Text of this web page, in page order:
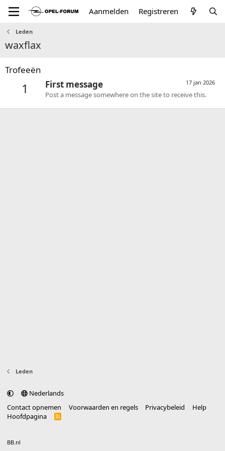
Aanmelden Registreren
Leden
waxflax
Trofeeën
1 17 jan 2026
First message
Post a message somewhere on the site to receive this.
Leden
Nederlands
Contact opnemen
Voorwaarden en regels Privacybeleid
Help
Hoofdpagina
R
BB.nl